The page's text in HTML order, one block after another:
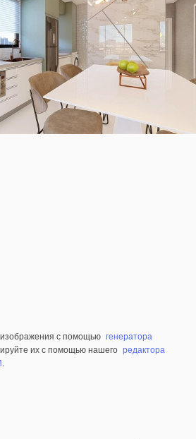
с помощью генератора
их с помощью нашего редактора
.